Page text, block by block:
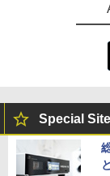
Special Site